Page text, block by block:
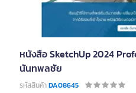
หนังสือ SketchUp 2024
นันทพลชัย
รหัสสินค้าDA08645